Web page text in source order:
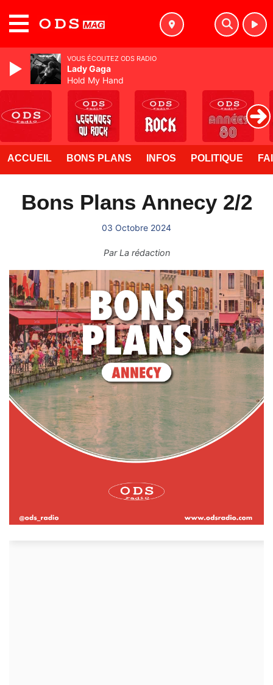
ACCUEIL BONS PLANS INFOS POLITIQUE
Bons Plans Annecy 2/2
03 Octobre 2024
ParLa rédaction
VOUS ÉCOUTEZ ODS RADIO
Lady Gaga
Hold My Hand